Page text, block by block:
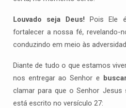
Louvado seja Deus! Pois Ele
fortalecer a nossa fé, revelando-
conduzindo em meio às
Diante de tudo o que estamos
nos entregar ao Senhor e
clamar para que o Senhor Jesus
está escrito no versículo 27: